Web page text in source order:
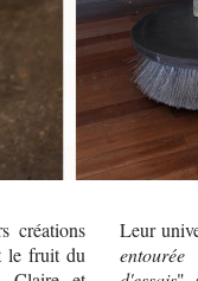
créations
le fruit du
Leur